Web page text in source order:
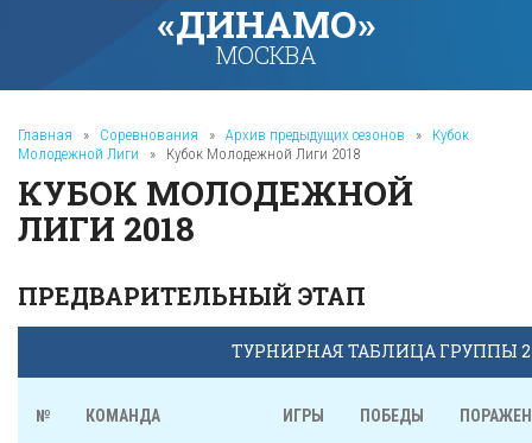
«ДИНАМО»
МОСКВА
Главная » Соревнования » Архив предыдущих сезонов »
Кубок
Молодежной Лиги
» Кубок Молодежной Лиги 2018
КУБОК МОЛОДЕЖНОЙ
ЛИГИ 2018
ПРЕДВАРИТЕЛЬНЫЙ ЭТАП
ТУРНИРНАЯ ТАБЛИЦА ГРУППЫ 2
№ КОМАНДА ИГРЫ ПОБЕДЫ